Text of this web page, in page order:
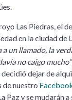
Las Piedras, el
en la ciudad de
a un llamado, la
no caigo mucho”
dejar de
de nuestro
Paz y se mudarán